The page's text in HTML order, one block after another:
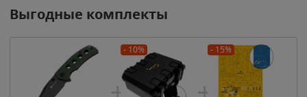
Выгодные комплекты
- 10% - 15%